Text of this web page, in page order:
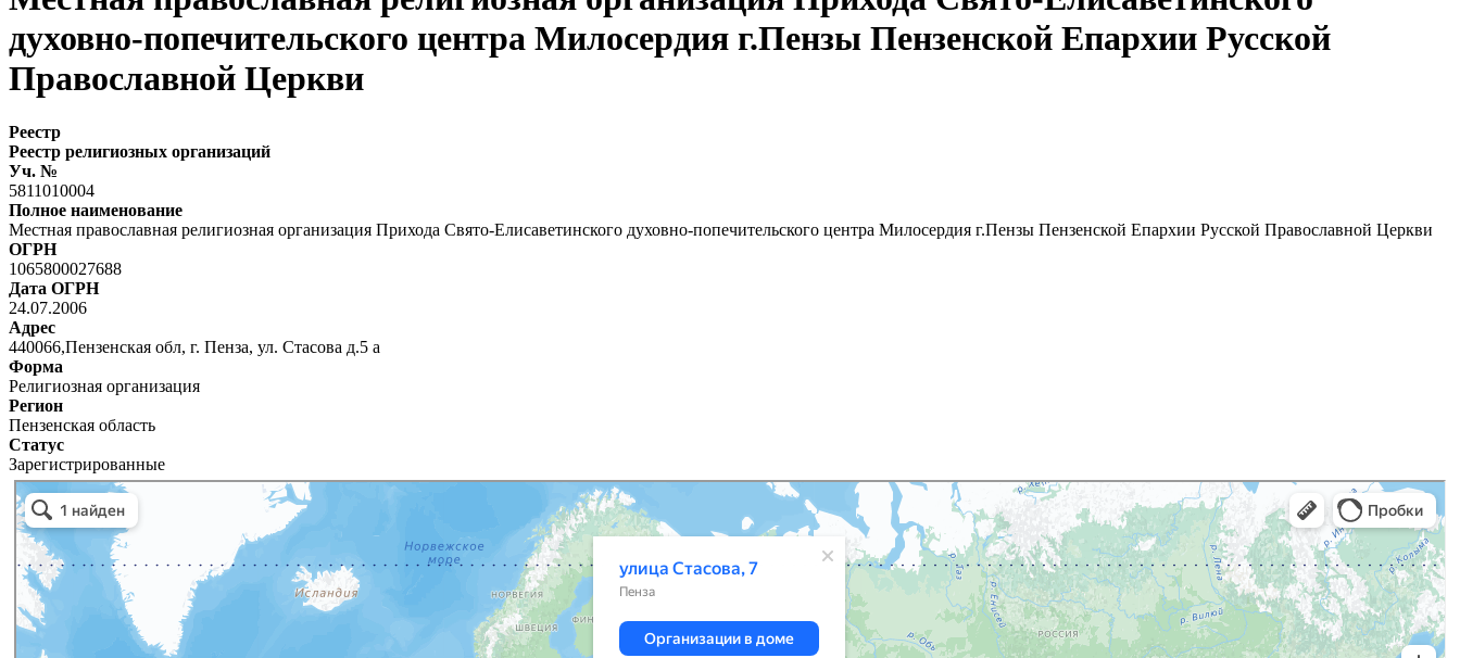
духовно-попечительского центра Милосердия г.Пензы Пензенской Епархии Русской
Православной Церкви
Реестр
Реестр религиозных организаций
Уч. №
5811010004
Полное наименование
Местная православная религиозная организация Прихода Свято-Елисаветинского духовно-попечительского центра Милосердия г.Пензы Пензенской Епархии Русской Православной Церкви
ОГРН
1065800027688
Дата ОГРН
24.07.2006
Адрес
440066,Пензенская обл, г. Пенза, ул. Стасова д.5 а
Форма
Религиозная организация
Регион
Пензенская область
Статус
Зарегистрированные